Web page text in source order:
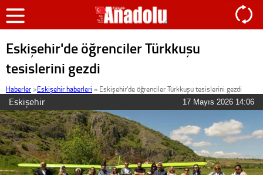
Eskişehir'de öğrenciler Türkkuşu
tesislerini gezdi
Haberler >Eskişehir haberleri » Eskişehir'de öğrenciler Türkkuşu tesislerini gezdi
Eskişehir 17 Mayıs 2026 14:06